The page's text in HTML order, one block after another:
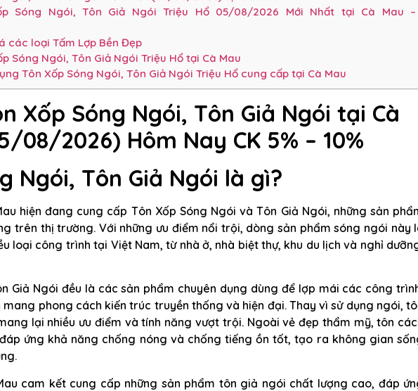
Sóng Ngói, Tôn Giả Ngói Triệu Hổ 05/08/2026 Mới Nhất tại Cà Mau –
các loại Tấm Lợp Bền Đẹp
Sóng Ngói, Tôn Giả Ngói Triệu Hổ tại Cà Mau
Tôn Xốp Sóng Ngói, Tôn Giả Ngói Triệu Hổ cung cấp tại Cà Mau
Xốp Sóng Ngói, Tôn Giả Ngói tại Cà
08/2026) Hôm Nay CK 5% – 10%
Ngói, Tôn Giả Ngói là gì?
hiện đang cung cấp Tôn Xốp Sóng Ngói và Tôn Giả Ngói, những sản
trên thị trường. Với những ưu điểm nổi trội, dòng sản phẩm sóng ngói này
loại công trình tại Việt Nam, từ nhà ở, nhà biệt thự, khu du lịch và nghỉ
Giả Ngói đều là các sản phẩm chuyên dụng dùng để lợp mái các công
phong cách kiến trúc truyền thống và hiện đại. Thay vì sử dụng ngói,
lại nhiều ưu điểm và tính năng vượt trội. Ngoài vẻ đẹp thẩm mỹ, tôn
ứng khả năng chống nóng và chống tiếng ồn tốt, tạo ra không gian
cam kết cung cấp những sản phẩm tôn giả ngói chất lượng cao, đáp